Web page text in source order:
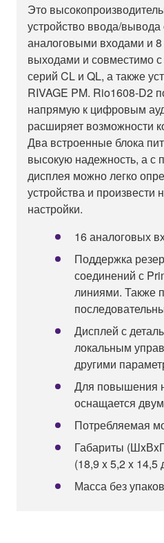
Это
устройство ввода/
аналоговыми входами и
выходами и совместимо
серий CL и QL, а также
RIVAGE PM. Rio1608-D2
напрямую к цифровым
расширяет возможности
Два встроенные блока
высокую надежность, а с
дисплея можно легко
устройства и произвести
настройки.
16 аналоговых
Поддержка
соединений с
линиями. Также
Дисплей с
локальным
другими
Для повышения
оснащается
Потребляемая
Габариты
(18,9 x 5,2 x 14,5
Масса без